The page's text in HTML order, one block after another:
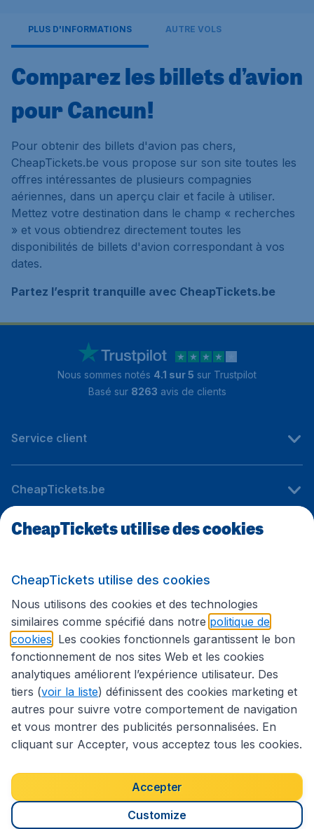
PLUS D'INFORMATIONS AUTRE VOLS
Comparez les billets d’avion
pour Cancun!
Pour obtenir des billets d'avion pas chers,
CheapTickets.be vous propose sur son site toutes les
offres intéressantes de plusieurs compagnies
aériennes, dans un aperçu clair et facile à utiliser.
Mettez votre destination dans le champ « recherches
» et vous obtiendrez directement toutes les
disponibilités de billets d'avion correspondant à vos
dates.
Partez l’esprit tranquille avec CheapTickets.be
Nous sommes notés 4.1 sur 5 sur Trustpilot
Basé sur 8263 avis de clients
Service client
CheapTickets.be
Sites internationaux
Suivez CheapTickets.be
Déclaration d’accessibilité
Conditions générales
Déclaration de confidentialité
Droits d’auteur © 2026
CheapTickets utilise des cookies
CheapTickets utilise des cookies
Nous utilisons des cookies et des technologies
similaires comme spécifié dans notre politique de
cookies . Les cookies fonctionnels garantissent le bon
fonctionnement de nos sites Web et les cookies
analytiques améliorent l’expérience utilisateur. Des
tiers (voir la liste) définissent des cookies marketing et
autres pour suivre votre comportement de navigation
et vous montrer des publicités personnalisées. En
cliquant sur Accepter, vous acceptez tous les cookies.
Accepter
Customize